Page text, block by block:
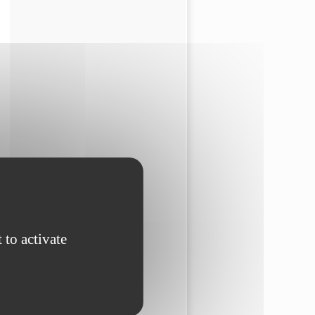
to activate